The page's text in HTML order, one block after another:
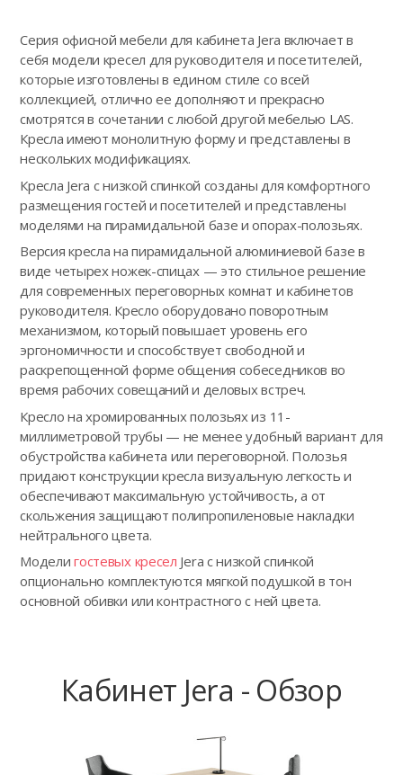
Серия офисной мебели для кабинета Jera включает в
себя модели кресел для руководителя и посетителей,
которые изготовлены в едином стиле со всей
коллекцией, отлично ее дополняют и прекрасно
смотрятся в сочетании с любой другой мебелью LAS.
Кресла имеют монолитную форму и представлены в
нескольких модификациях.
Кресла Jera с низкой спинкой созданы для комфортного
размещения гостей и посетителей и представлены
моделями на пирамидальной базе и опорах-полозьях.
Версия кресла на пирамидальной алюминиевой базе в
виде четырех ножек-спицах — это стильное решение
для современных переговорных комнат и кабинетов
руководителя. Кресло оборудовано поворотным
механизмом, который повышает уровень его
эргономичности и способствует свободной и
раскрепощенной форме общения собеседников во
время рабочих совещаний и деловых встреч.
Кресло на хромированных полозьях из 11-
миллиметровой трубы — не менее удобный вариант для
обустройства кабинета или переговорной. Полозья
придают конструкции кресла визуальную легкость и
обеспечивают максимальную устойчивость, а от
скольжения защищают полипропиленовые накладки
нейтрального цвета.
Моделигостевых кресел Jera с низкой спинкой
опционально комплектуются мягкой подушкой в тон
основной обивки или контрастного с ней цвета.
Кабинет Jera - Обзор